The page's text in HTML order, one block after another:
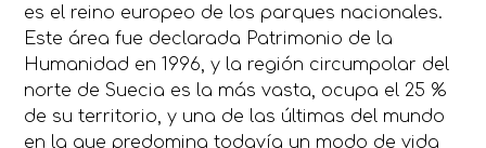
es el reino europeo de los parques nacionales.
Este área fue declarada Patrimonio de la
Humanidad en 1996, y la región circumpolar del
norte de Suecia es la más vasta, ocupa el 25 %
de su territorio, y una de las últimas del mundo
en la que predomina todavía un modo de vida